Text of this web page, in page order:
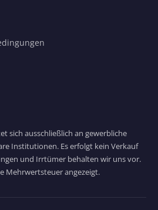
sich ausschließlich an gewerbliche
Institutionen. Es erfolgt kein Verkauf
und Irrtümer behalten wir uns vor.
Mehrwertsteuer angezeigt.